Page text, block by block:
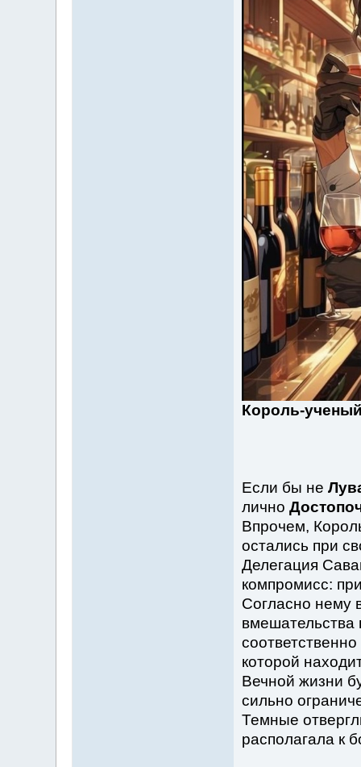
Король-
Если бы не
лично
Впрочем,
остались при
Делегация
компромисс:
Согласно нему
вмешательства
которой
Вечной жизни
сильно
Темные
располагала к